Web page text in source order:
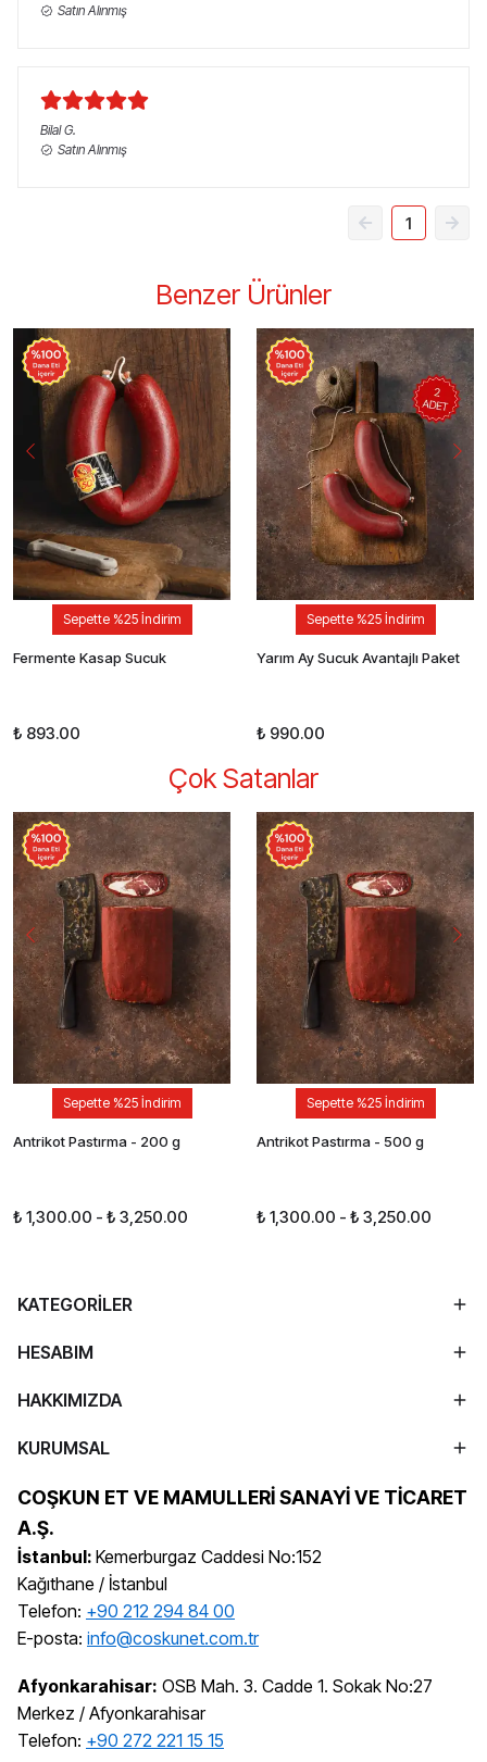
Satın Alınmış
Bilal G.
Satın Alınmış
1
Benzer Ürünler
Sepette %25 İndirim
Fermente Kasap Sucuk
₺ 893.00
Sepette %25 İndirim
Yarım Ay Sucuk Avantajlı Paket
₺ 990.00
Çok Satanlar
Sepette %25 İndirim
Antrikot Pastırma - 200 g
₺ 1,300.00 - ₺ 3,250.00
Sepette %25 İndirim
Antrikot Pastırma - 500 g
₺ 1,300.00 - ₺ 3,250.00
KATEGORİLER
HESABIM
HAKKIMIZDA
KURUMSAL
COŞKUN ET VE MAMULLERİ SANAYİ VE TİCARET
A.Ş.
İstanbul: Kemerburgaz Caddesi No:152
Kağıthane / İstanbul
Telefon: +90 212 294 84 00
E-posta: info@coskunet.com.tr
Afyonkarahisar: OSB Mah. 3. Cadde 1. Sokak No:27
Merkez / Afyonkarahisar
Telefon: +90 272 221 15 15